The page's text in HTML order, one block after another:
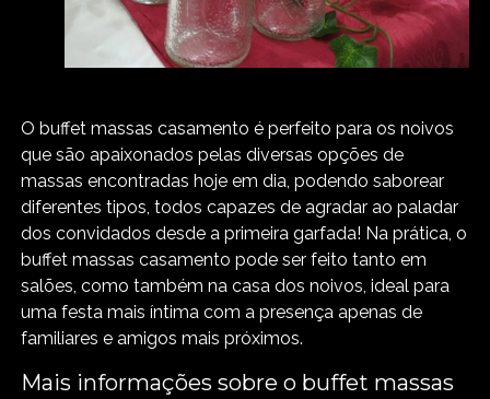
O buffet massas casamento é perfeito para os noivos
que são apaixonados pelas diversas opções de
massas encontradas hoje em dia, podendo saborear
diferentes tipos, todos capazes de agradar ao paladar
dos convidados desde a primeira garfada! Na prática, o
buffet massas casamento pode ser feito tanto em
salões, como também na casa dos noivos, ideal para
uma festa mais íntima com a presença apenas de
familiares e amigos mais próximos.
Mais informações sobre o buffet massas